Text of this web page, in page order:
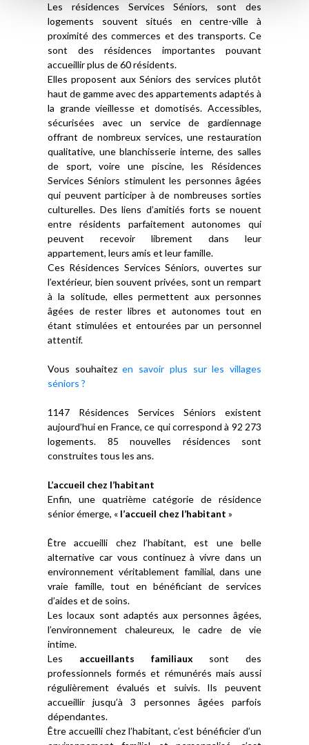
Les résidences Services Séniors, sont des
logements souvent situés en centre-ville à
proximité des commerces et des transports. Ce
sont des résidences importantes pouvant
accueillir plus de 60 résidents.
Elles proposent aux Séniors des services plutôt
haut de gamme avec des appartements adaptés à
la grande vieillesse et domotisés. Accessibles,
sécurisées avec un service de gardiennage
offrant de nombreux services, une restauration
qualitative, une blanchisserie interne, des salles
de sport, voire une piscine, les Résidences
Services Séniors stimulent les personnes âgées
qui peuvent participer à de nombreuses sorties
culturelles. Des liens d’amitiés forts se nouent
entre résidents parfaitement autonomes qui
peuvent recevoir librement dans leur
appartement, leurs amis et leur famille.
Ces Résidences Services Séniors, ouvertes sur
l’extérieur, bien souvent privées, sont un rempart
à la solitude, elles permettent aux personnes
âgées de rester libres et autonomes tout en
étant stimulées et entourées par un personnel
attentif.
Vous souhaitezen savoir plus sur les villages
séniors ?
1147 Résidences Services Séniors existent
aujourd’hui en France, ce qui correspond à 92 273
logements. 85 nouvelles résidences sont
construites tous les ans.
L’accueil chez l’habitant
Enfin, une quatrième catégorie de résidence
sénior émerge, « l’accueil chez l’habitant »
Être accueilli chez l’habitant, est une belle
alternative car vous continuez à vivre dans un
environnement véritablement familial, dans une
vraie famille, tout en bénéficiant de services
d’aides et de soins.
Les locaux sont adaptés aux personnes âgées,
l’environnement chaleureux, le cadre de vie
intime.
Les accueillants familiaux sont des
professionnels formés et rémunérés mais aussi
régulièrement évalués et suivis. Ils peuvent
accueillir jusqu’à 3 personnes âgées parfois
dépendantes.
Être accueilli chez l’habitant, c’est bénéficier d’un